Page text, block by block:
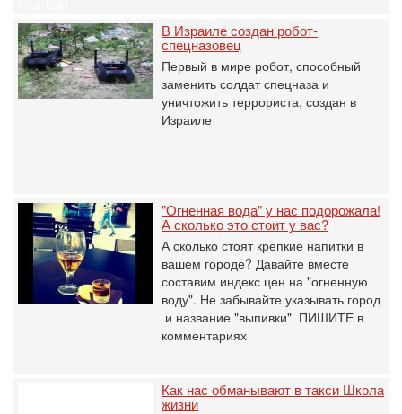
В Израиле создан робот-
спецназовец
Первый в мире робот, способный
заменить солдат спецназа и
уничтожить террориста, создан в
Израиле
"Огненная вода" у нас подорожала!
А сколько это стоит у вас?
А сколько стоят крепкие напитки в
вашем городе? Давайте вместе
составим индекс цен на "огненную
воду". Не забывайте указывать город
и название "выпивки". ПИШИТЕ в
комментариях
Как нас обманывают в такси Школа
жизни